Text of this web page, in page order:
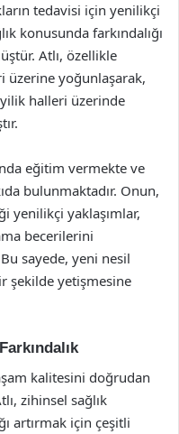
tedavisi için yenilikçi
konusunda farkındalığı
Atlı, özellikle
üzerine yoğunlaşarak,
halleri üzerinde
eğitim vermekte ve
bulunmaktadır. Onun,
yenilikçi yaklaşımlar,
becerilerini
sayede, yeni nesil
şekilde yetişmesine
kalitesini doğrudan
zihinsel sağlık
artırmak için çeşitli